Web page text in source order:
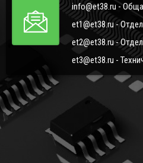
info@et38.ru -
et1@et38.ru -
et2@et38.ru -
et3@et38.ru -